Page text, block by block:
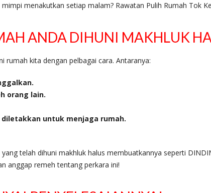
menakutkan setiap malam? Rawatan Pulih Rumah Tok
ANDA DIHUNI MAKHLUK
rumah kita dengan pelbagai cara. Antaranya:
orang lain.
untuk menjaga rumah.
telah dihuni makhluk halus membuatkannya seperti
anggap remeh tentang perkara ini!